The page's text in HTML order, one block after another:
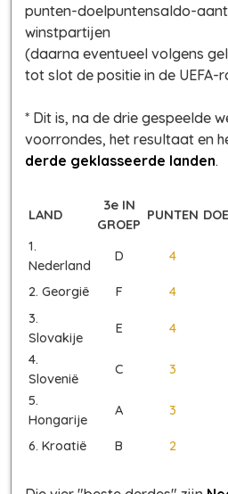
punten-doelpuntensaldo-
winstpartijen
(daarna eventueel volgens
tot slot de positie in de UEFA-
* Dit is, na de drie gespeelde
voorrondes, het resultaat en
derde geklasseerde landen.
LAND
3e IN
GROEP
PUNTEN
1.
Nederland
D 4
2. Georgië F 4
3.
Slovakije
E 4
4.
Slovenië
C 3
5.
Hongarije
A 3
6. Kroatië B 2